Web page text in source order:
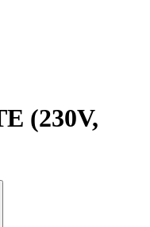
(230V,